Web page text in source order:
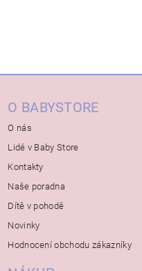
O BABYSTORE
O nás
Lidé v Baby Store
Kontakty
Naše poradna
Dítě v pohodě
Novinky
Hodnocení obchodu zákazníky